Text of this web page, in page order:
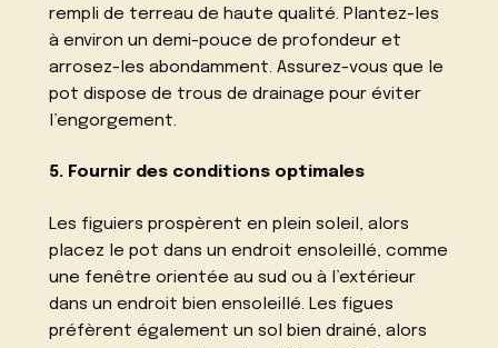
rempli de terreau de haute qualité. Plantez-les
à environ un demi-pouce de profondeur et
arrosez-les abondamment. Assurez-vous que le
pot dispose de trous de drainage pour éviter
l’engorgement.
5. Fournir des conditions optimales
Les figuiers prospèrent en plein soleil, alors
placez le pot dans un endroit ensoleillé, comme
une fenêtre orientée au sud ou à l’extérieur
dans un endroit bien ensoleillé. Les figues
préfèrent également un sol bien drainé, alors